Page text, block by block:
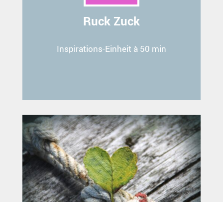
Ruck Zuck
Inspirations-Einheit à 50 min